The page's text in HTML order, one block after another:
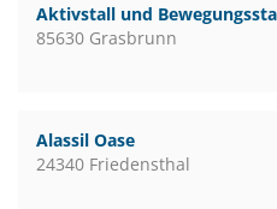
Aktivstall und
85630 Grasbrunn
Alassil Oase
24340 Friedensthal